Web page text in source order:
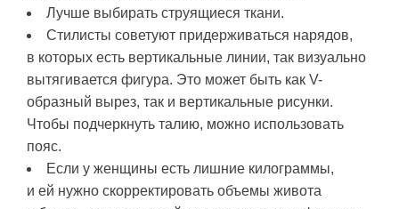
Лучше выбирать струящиеся ткани.
Стилисты советуют придерживаться нарядов,
в которых есть вертикальные линии, так визуально
вытягивается фигура. Это может быть как V-
образный вырез, так и вертикальные рисунки.
Чтобы подчеркнуть талию, можно использовать
пояс.
Если у женщины есть лишние килограммы,
и ей нужно скорректировать объемы живота